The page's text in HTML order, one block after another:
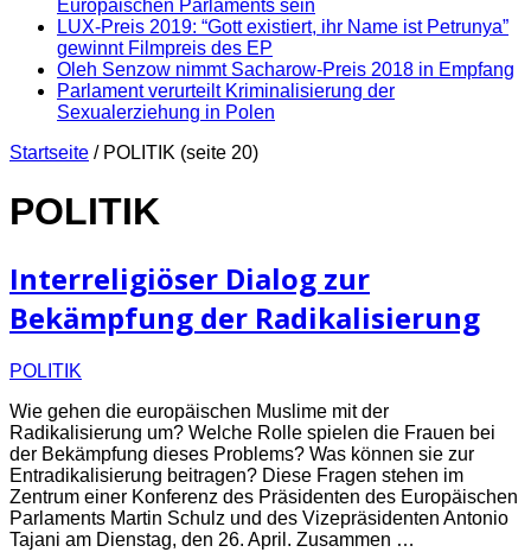
Europäischen Parlaments sein
LUX-Preis 2019: “Gott existiert, ihr Name ist Petrunya”
gewinnt Filmpreis des EP
Oleh Senzow nimmt Sacharow-Preis 2018 in Empfang
Parlament verurteilt Kriminalisierung der
Sexualerziehung in Polen
Startseite / POLITIK (seite 20)
POLITIK
Interreligiöser Dialog zur
Bekämpfung der Radikalisierung
POLITIK
Wie gehen die europäischen Muslime mit der
Radikalisierung um? Welche Rolle spielen die Frauen bei
der Bekämpfung dieses Problems? Was können sie zur
Entradikalisierung beitragen? Diese Fragen stehen im
Zentrum einer Konferenz des Präsidenten des Europäischen
Parlaments Martin Schulz und des Vizepräsidenten Antonio
Tajani am Dienstag, den 26. April. Zusammen …